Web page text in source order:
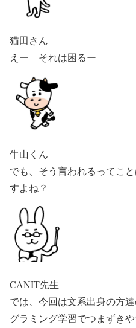
猫田さん
えー それは困るー
牛山くん
でも、そう言われるってこ
すよね？
CANIT先生
では、今回は文系出身の方
グラミング学習でつまずき